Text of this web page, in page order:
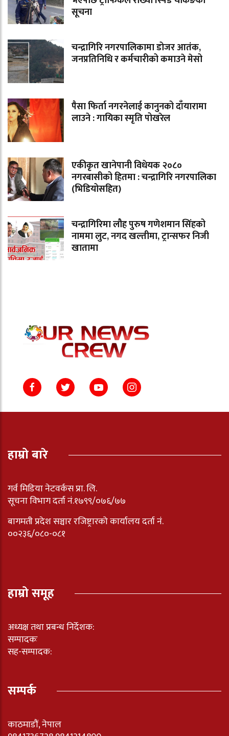
सूचना
चन्द्रागिरि नगरपालिकामा डोजर आतंक,
जनप्रतिनिधि र कर्मचारीको कमाउने मेसो
पैसा फिर्ता नगरनेलाई कानुनको दाँयारामा
लाउने : गायिका स्‍मृति पोखरेल
एकीकृत खानेपानी विधेयक २०८०
नगरबासीको हितमा : चन्द्रागिरि नगरपालिका
(भिडियोसहित)
चन्द्रागिरिमा लौह पुरुष गणेशमान सिंहको
नाममा लुट, नगद खल्तीमा, ट्रान्सफर निजी
खातामा
हाम्रो बारे
गर्व मिडिया नेटवर्कस प्रा. लि.
सूचना विभाग दर्ता नं.१७९९/०७६/७७
बागमती प्रदेश सञ्चार रजिष्ट्रारको कार्यालय दर्ता नंं.
००२३६/०८०-०८१
हाम्रो समूह
अध्यक्ष तथा प्रबन्ध निर्देशक:
सम्पादकः
सह-सम्पादक:
सम्पर्क
काठमाडौं, नेपाल